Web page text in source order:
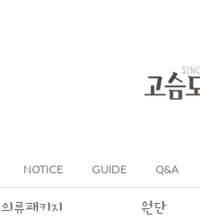
NOTICE GUIDE Q&A
의류패키지 원단